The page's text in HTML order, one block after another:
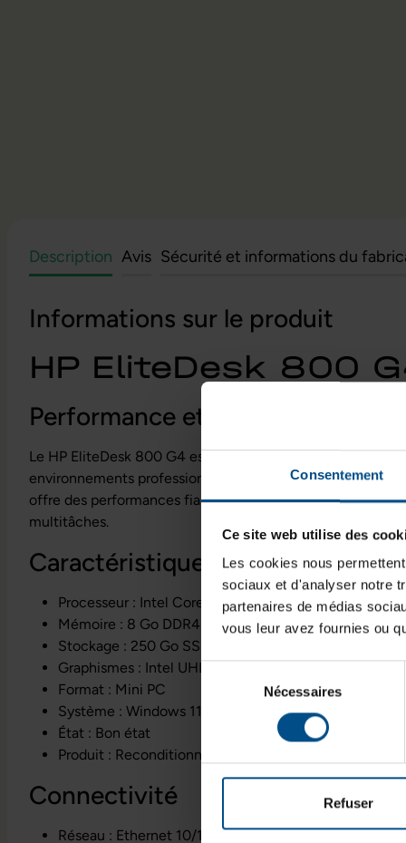
Consentement
Ce site web utilise des
Les cookies nous
sociaux et d'analyser notre
partenaires de médias
vous leur avez fournies ou
Sélection
consentement
Nécessaires
Refuser
Description Avis Sécurité et informations du
Informations sur le produit
HP EliteDesk 800
Performance et durabilité
Le HP EliteDesk 800 G4 est un mini PC de bureau
environnements professionnels ou domestiques.
offre des performances fiables pour la bureautique, la
multitâches.
Caractéristiques principales
Processeur : Intel Core i5 8500 cadencé à 3,0 GHz
Mémoire : 8 Go DDR4
Stockage : 250 Go SSD M.2 NVMe
Graphismes : Intel UHD Graphics 630
Format : Mini PC
Système : Windows 11 Professionnel
État : Bon état
Produit : Reconditionné
Connectivité
Réseau : Ethernet 10/100/1000 Base T via RJ-45